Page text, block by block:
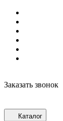
Заказать звонок
Каталог